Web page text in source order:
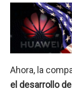
Ahora, la
el desarrollo